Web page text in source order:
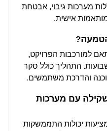
מערכות גיבוי, אבטחת
אישית.
למורכבות הפרויקט,
בדרך כלל נמשך בין 2-8 שבועות. התהליך כולל סקר
והדרכת משתמשים.
עם מערכות
יכולות התממשקות